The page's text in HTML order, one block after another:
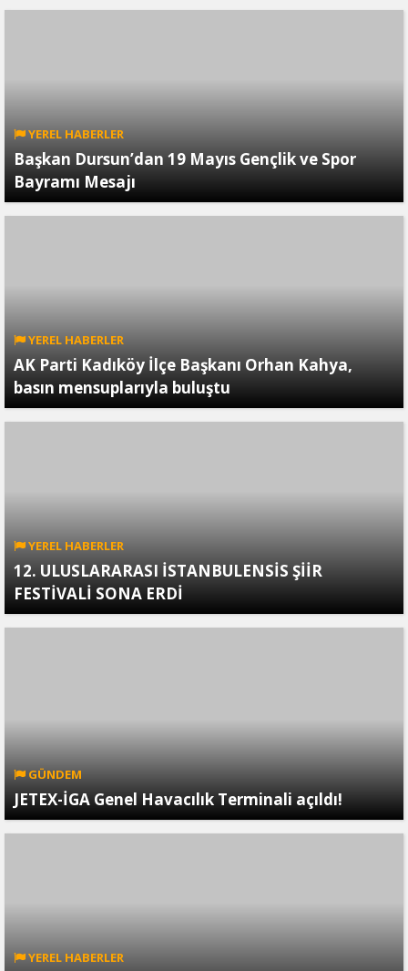
YEREL HABERLER
Başkan Dursun’dan 19 Mayıs Gençlik ve Spor
Bayramı Mesajı
YEREL HABERLER
AK Parti Kadıköy İlçe Başkanı Orhan Kahya,
basın mensuplarıyla buluştu
YEREL HABERLER
12. ULUSLARARASI İSTANBULENSİS ŞİİR
FESTİVALİ SONA ERDİ
GÜNDEM
JETEX-İGA Genel Havacılık Terminali açıldı!
YEREL HABERLER